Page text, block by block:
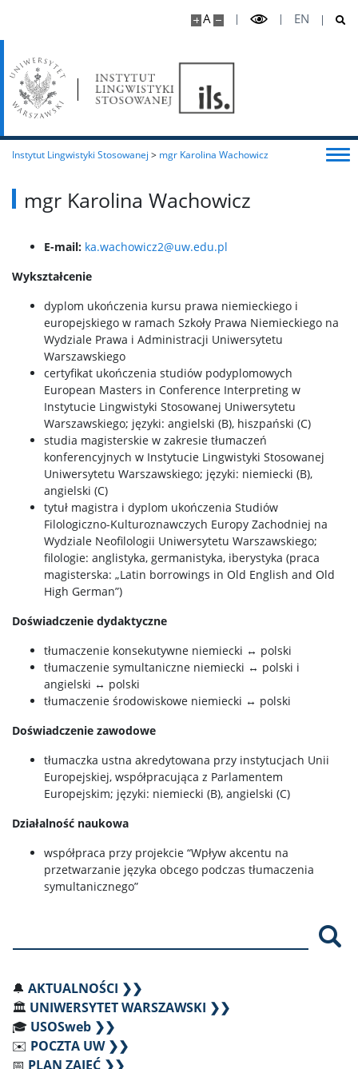
A EN
Instytut Lingwistyki Stosowanej > mgr Karolina Wachowicz
mgr Karolina Wachowicz
E-mail: ka.wachowicz2@uw.edu.pl
Wykształcenie
dyplom ukończenia kursu prawa niemieckiego i
europejskiego w ramach Szkoły Prawa Niemieckiego na
Wydziale Prawa i Administracji Uniwersytetu
Warszawskiego
certyfikat ukończenia studiów podyplomowych
European Masters in Conference Interpreting w
Instytucie Lingwistyki Stosowanej Uniwersytetu
Warszawskiego; języki: angielski (B), hiszpański (C)
studia magisterskie w zakresie tłumaczeń
konferencyjnych w Instytucie Lingwistyki Stosowanej
Uniwersytetu Warszawskiego; języki: niemiecki (B),
angielski (C)
tytuł magistra i dyplom ukończenia Studiów
Filologiczno-Kulturoznawczych Europy Zachodniej na
Wydziale Neofilologii Uniwersytetu Warszawskiego;
filologie: anglistyka, germanistyka, iberystyka (praca
magisterska: „Latin borrowings in Old English and Old
High German”)
Doświadczenie dydaktyczne
tłumaczenie konsekutywne niemiecki ↔ polski
tłumaczenie symultaniczne niemiecki ↔ polski i
angielski ↔ polski
tłumaczenie środowiskowe niemiecki ↔ polski
Doświadczenie zawodowe
tłumaczka ustna akredytowana przy instytucjach Unii
Europejskiej, współpracująca z Parlamentem
Europejskim; języki: niemiecki (B), angielski (C)
Działalność naukowa
współpraca przy projekcie “Wpływ akcentu na
przetwarzanie języka obcego podczas tłumaczenia
symultanicznego”
🔔 AKTUALNOŚCI ❯❯
🏛️ UNIWERSYTET WARSZAWSKI ❯❯
🎓 USOSweb ❯❯
✉️ POCZTA UW ❯❯
📅 PLAN ZAJĘĆ ❯❯